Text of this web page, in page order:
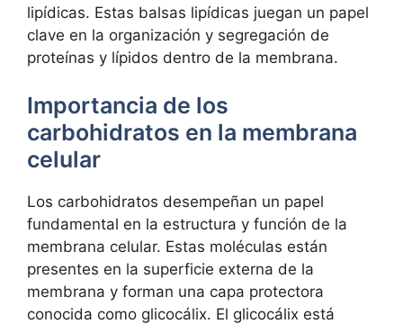
lipídicas.⁣ Estas balsas ⁢lipídicas juegan un ‌papel
clave en ‌la organización​ y segregación de
⁤proteínas y⁣ lípidos dentro de la⁤ membrana.
Importancia​ de los
carbohidratos en ⁢la⁤ membrana
‍celular
Los ⁢carbohidratos ⁢desempeñan ‍un papel
fundamental en ⁢la estructura y función⁢ de‌ la
membrana celular. Estas moléculas están
presentes en la superficie externa de la⁣
membrana y forman una capa ⁣protectora
conocida como ⁤glicocálix. El⁢ glicocálix está